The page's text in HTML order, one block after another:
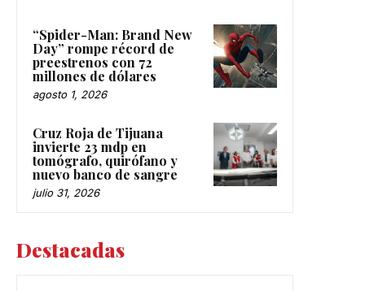
“Spider-Man: Brand New
Day” rompe récord de
preestrenos con 72
millones de dólares
agosto 1, 2026
Cruz Roja de Tijuana
invierte 23 mdp en
tomógrafo, quirófano y
nuevo banco de sangre
julio 31, 2026
Destacadas